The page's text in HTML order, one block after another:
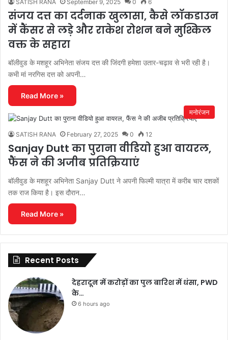
SATISH RANA September 9, 2025 0 6
संजय दत्त का दर्दनाक खुलासा, कैसे लॉकडाउन
में कैंसर से लड़े और राकेश रोशन बने मुश्किल
वक्त के सहारा
बॉलीवुड के मशहूर अभिनेता संजय दत्त की जिंदगी हमेशा उतार-चढ़ाव से भरी रही है।
कभी मां नरगिस दत्त को अपनी…
Read More »
मनोरंजन
SATISH RANA February 27, 2025 0 12
Sanjay Dutt का पुराना वीडियो हुआ वायरल,
फैंस ने की अजीब प्रतिक्रियाएं
बॉलीवुड के मशहूर अभिनेता Sanjay Dutt ने अपनी फिल्मी यात्रा में करीब चार दशकों
तक राज किया है। इस दौरान…
Read More »
Recent Posts
देहरादून में करोड़ों का पुल बारिश में धंसा, PWD
के…
6 hours ago